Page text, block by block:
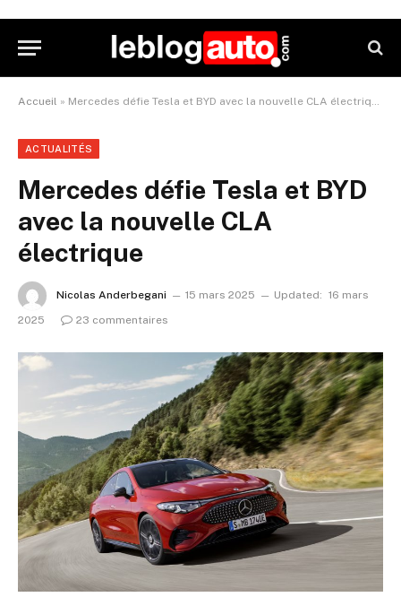
Accueil » Mercedes défie Tesla et BYD avec la nouvelle CLA électrique
ACTUALITÉS
Mercedes défie Tesla et BYD
avec la nouvelle CLA
électrique
Nicolas Anderbegani 15 mars 2025 Updated: 16 mars
2025
23 commentaires